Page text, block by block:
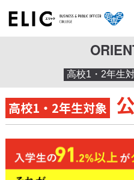
高校1・2年生
高校1・2年生対象